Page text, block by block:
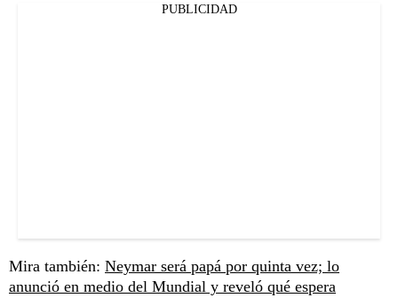
PUBLICIDAD
Mira también: Neymar será papá por quinta vez; lo
anunció en medio del Mundial y reveló qué espera